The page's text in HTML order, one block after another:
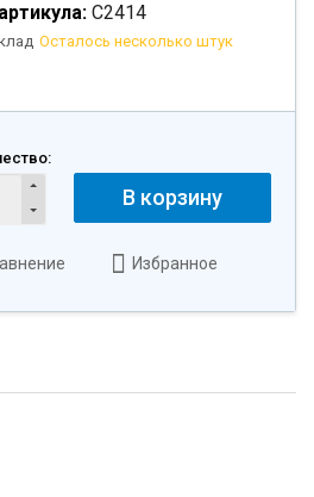
С2414
Осталось несколько штук
В корзину
Избранное